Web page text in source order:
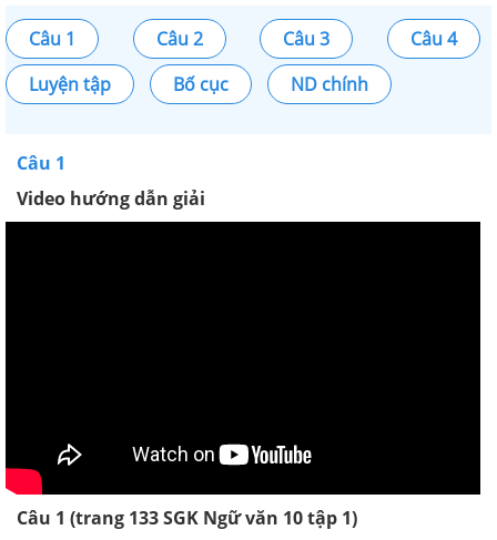
Câu 1 Câu 2 Câu 3
Câu 4
Luyện tập
Bố cục ND chính
Câu 1
Video hướng dẫn giải
Câu 1 (trang 133 SGK Ngữ văn 10 tập 1)